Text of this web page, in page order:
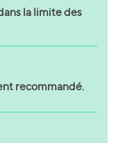
la limite des
recommandé.